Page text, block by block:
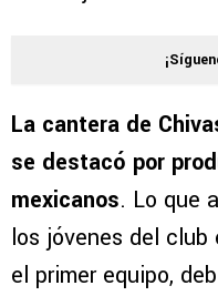
La cantera de
se destacó por
mexicanos. Lo que
los jóvenes del
el primer equipo,